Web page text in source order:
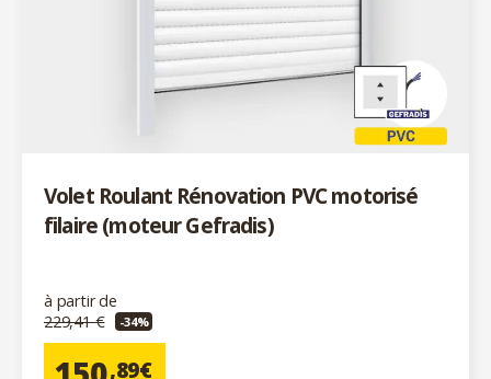
Volet Roulant Rénovation PVC motorisé
filaire (moteur Gefradis)
à partir de
229,41 €
-34%
,89€